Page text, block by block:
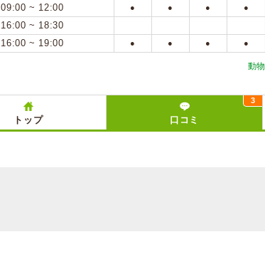
09:00 ~ 12:00
● ● ● ●
16:00 ~ 18:30
16:00 ~ 19:00 ● ● ● ●
動
トップ 口コミ
3